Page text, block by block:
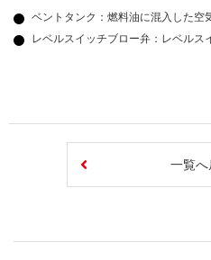
ベントタンク：燃料油に混入した空
レベルスイッチブロー弁：レベルス
一覧へ